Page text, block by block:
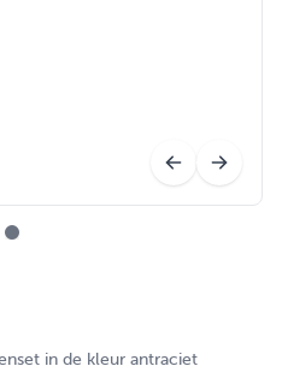
in de kleur antraciet